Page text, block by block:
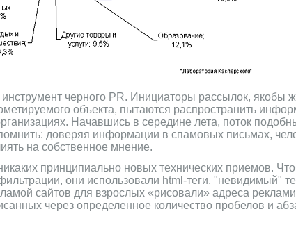
черного PR. Инициаторы рассылок, якобы
объекта, пытаются распространить
Начавшись в середине лета, поток
доверяя информации в спамовых письмах,
на собственное мнение.
принципиально новых технических приемов.
они использовали html-теги, "невидимый"
сайтов для взрослых «рисовали» адреса
через определенное количество пробелов и